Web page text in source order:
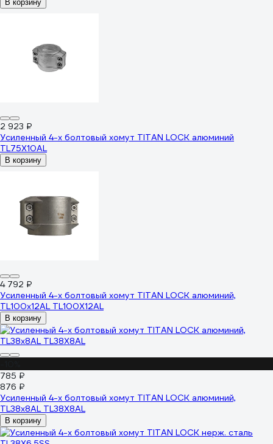
В корзину
2 923 ₽
Усиленный 4-х болтовый хомут TITAN LOCK алюминий
TL75X10AL
В корзину
4 792 ₽
Усиленный 4-х болтовый хомут TITAN LOCK алюминий,
TL100x12AL TL100X12AL
В корзину
785 ₽
876 ₽
Усиленный 4-х болтовый хомут TITAN LOCK алюминий,
TL38x8AL TL38X8AL
В корзину